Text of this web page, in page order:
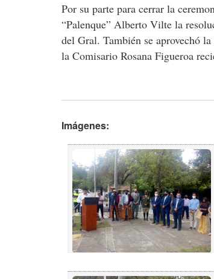
Por su parte para cerrar la
“Palenque” Alberto Vilte la
del Gral. También se aprovechó
la Comisario Rosana Figueroa
Imágenes: